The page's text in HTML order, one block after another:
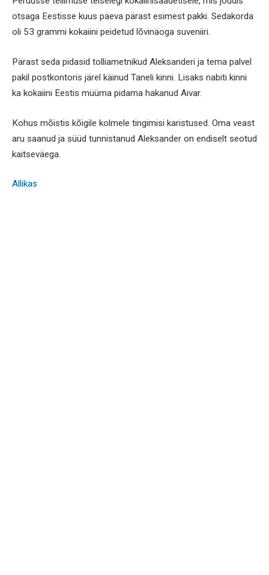
otsaga Eestisse kuus päeva pärast esimest pakki. Sedakorda
oli 53 grammi kokaiini peidetud lõvinäoga suveniiri.
Pärast seda pidasid tolliametnikud Aleksanderi ja tema palvel
pakil postkontoris järel käinud Taneli kinni. Lisaks nabiti kinni
ka kokaiini Eestis müüma pidama hakanud Aivar.
Kohus mõistis kõigile kolmele tingimisi karistused. Oma veast
aru saanud ja süüd tunnistanud Aleksander on endiselt seotud
kaitseväega.
Allikas